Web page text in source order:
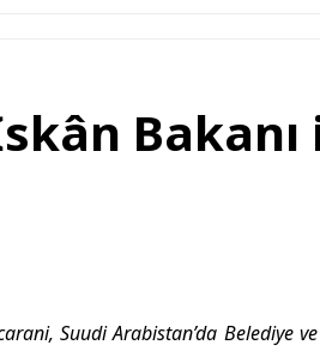
Suudi Arabistan’da Belediye